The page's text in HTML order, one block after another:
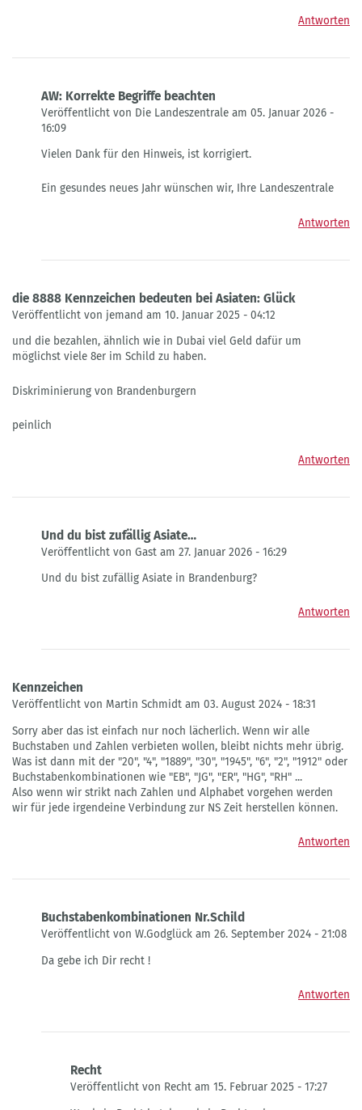
Antworten
AW: Korrekte Begriffe beachten
Veröffentlicht von Die Landeszentrale am 05. Januar 2026 -
16:09
auf
Begriffe
Vielen Dank für den Hinweis, ist korrigiert.
Ein gesundes neues Jahr wünschen wir, Ihre Landeszentrale
Antworten
die 8888 Kennzeichen bedeuten bei Asiaten: Glück
Veröffentlicht von jemand am 10. Januar 2025 - 04:12
und die bezahlen, ähnlich wie in Dubai viel Geld dafür um
möglichst viele 8er im Schild zu haben.
Diskriminierung von Brandenburgern
peinlich
Antworten
Und du bist zufällig Asiate…
Veröffentlicht von Gast am 27. Januar 2026 - 16:29
auf
Glück
von
Und du bist zufällig Asiate in Brandenburg?
Antworten
Kennzeichen
Veröffentlicht von Martin Schmidt am 03. August 2024 - 18:31
Sorry aber das ist einfach nur noch lächerlich. Wenn wir alle
Buchstaben und Zahlen verbieten wollen, bleibt nichts mehr übrig.
Was ist dann mit der "20", "4", "1889", "30", "1945", "6", "2", "1912" oder
Buchstabenkombinationen wie "EB", "JG", "ER", "HG", "RH" ...
Also wenn wir strikt nach Zahlen und Alphabet vorgehen werden
wir für jede irgendeine Verbindung zur NS Zeit herstellen können.
Antworten
Buchstabenkombinationen Nr.Schild
Veröffentlicht von W.Godglück am 26. September 2024 - 21:08
auf
Da gebe ich Dir recht !
Antworten
Recht
Veröffentlicht von Recht am 15. Februar 2025 - 17:27